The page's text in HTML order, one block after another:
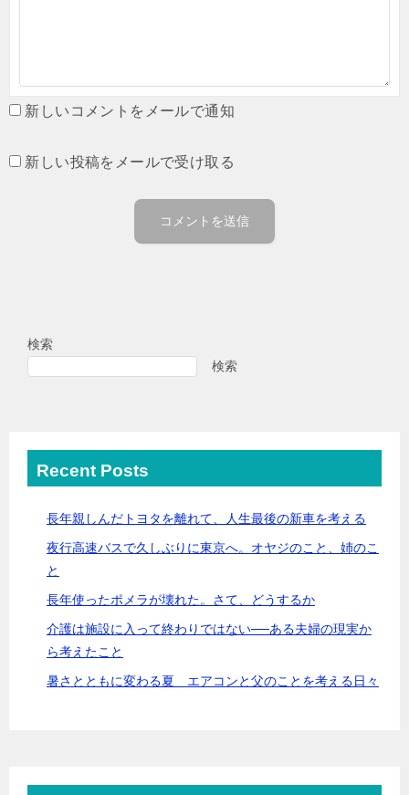
新しいコメントをメールで通知
新しい投稿をメールで受け取る
検索
検索
Recent Posts
長年親しんだトヨタを離れて、人生最後の新車を考える
夜行高速バスで久しぶりに東京へ。オヤジのこと、姉のこ
と
長年使ったポメラが壊れた。さて、どうするか
介護は施設に入って終わりではない──ある夫婦の現実か
ら考えたこと
暑さとともに変わる夏 エアコンと父のことを考える日々